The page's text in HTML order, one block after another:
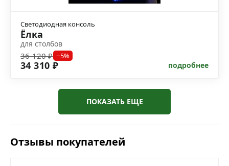
Светодиодная консоль
Ёлка
для столбов
36 120 ₽ −5%
34 310 ₽ подробнее
ПОКАЗАТЬ ЕЩЕ
Отзывы покупателей